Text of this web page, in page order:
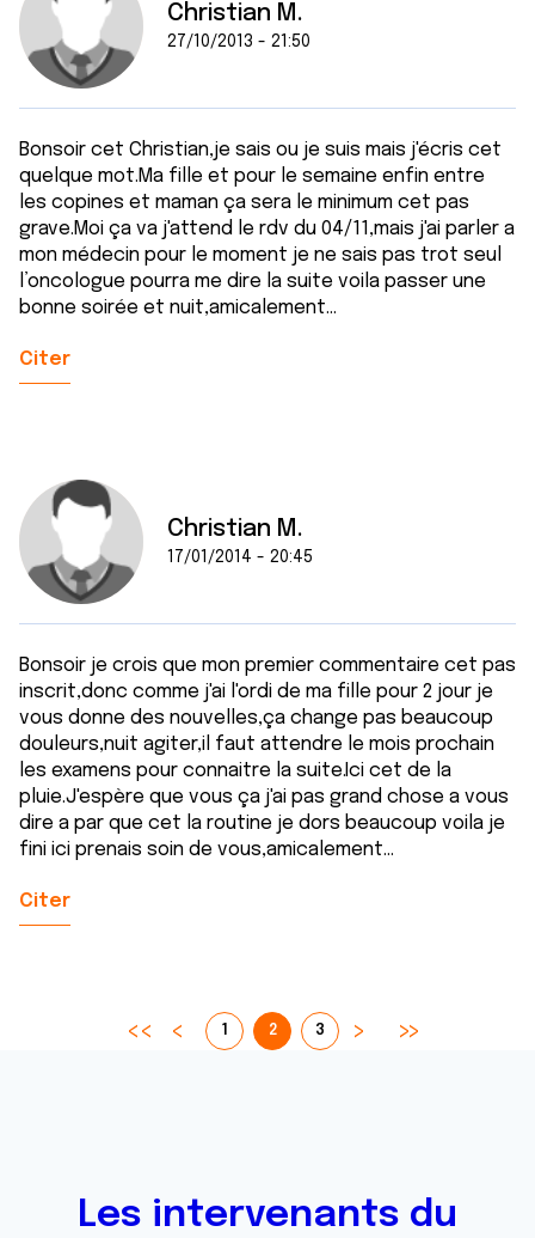
Christian M.
27/10/2013 - 21:50
Bonsoir cet Christian,je sais ou je suis mais j'écris cet
quelque mot.Ma fille et pour le semaine enfin entre
les copines et maman ça sera le minimum cet pas
grave.Moi ça va j'attend le rdv du 04/11,mais j'ai parler a
mon médecin pour le moment je ne sais pas trot seul
l’oncologue pourra me dire la suite voila passer une
bonne soirée et nuit,amicalement...
Citer
Christian M.
17/01/2014 - 20:45
Bonsoir je crois que mon premier commentaire cet pas
inscrit,donc comme j'ai l'ordi de ma fille pour 2 jour je
vous donne des nouvelles,ça change pas beaucoup
douleurs,nuit agiter,il faut attendre le mois prochain
les examens pour connaitre la suite.Ici cet de la
pluie.J'espère que vous ça j'ai pas grand chose a vous
dire a par que cet la routine je dors beaucoup voila je
fini ici prenais soin de vous,amicalement...
Citer
1 2 3
Les intervenants du